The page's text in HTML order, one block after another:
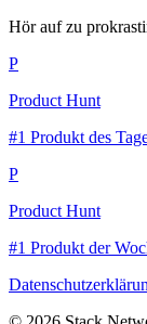
Hör auf zu
P
Product Hunt
#1 Produkt des
P
Product Hunt
#1 Produkt der